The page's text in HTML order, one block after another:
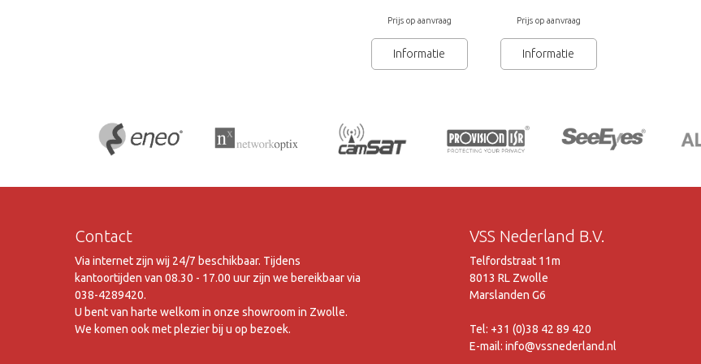
Prijs op aanvraag
Informatie
Prijs op aanvraag
Informatie
Contact
Via internet zijn wij 24/7 beschikbaar. Tijdens
kantoortijden van 08.30 - 17.00 uur zijn we bereikbaar via
038-4289420.
U bent van harte welkom in onze showroom in Zwolle.
We komen ook met plezier bij u op bezoek.
VSS Nederland B.V.
Telfordstraat 11m
8013 RL Zwolle
Marslanden G6
Tel: +31 (0)38 42 89 420
E-mail: info@vssnederland.nl